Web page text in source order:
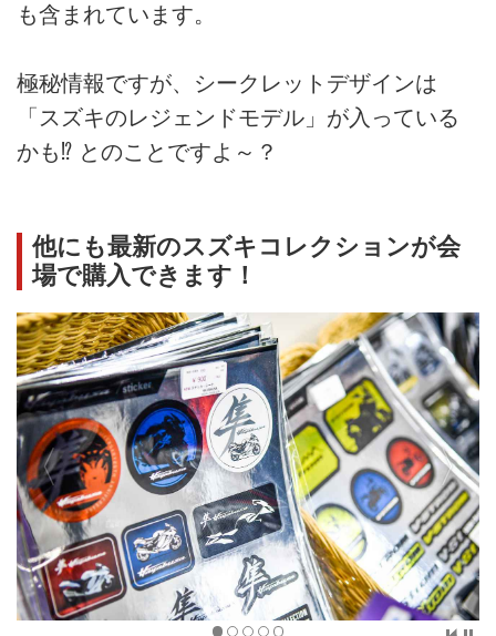
も含まれています。
極秘情報ですが、シークレットデザインは
「スズキのレジェンドモデル」が入っている
かも⁉ とのことですよ～？
他にも最新のスズキコレクションが会
場で購入できます！